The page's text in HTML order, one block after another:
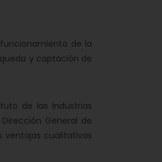
de la
y captación de
de las Industrias
General de
ventajas cualitativas